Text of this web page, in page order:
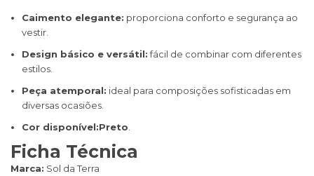
Caimento elegante: proporciona conforto e segurança ao
vestir.
Design básico e versátil:fácil de combinar com diferentes
estilos.
Peça atemporal: ideal para composições sofisticadas em
diversas ocasiões.
Cor disponível:Preto
Ficha Técnica
Marca: Sol da Terra